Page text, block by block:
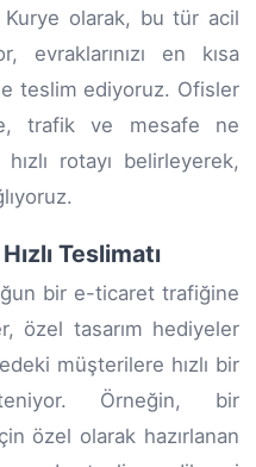
olarak, bu tür acil
evraklarınızı en kısa
teslim ediyoruz. Ofisler
trafik ve mesafe ne
rotayı belirleyerek,
Teslimatı
bir e-ticaret trafiğine
özel tasarım hediyeler
müşterilere hızlı bir
Örneğin, bir
özel olarak hazırlanan